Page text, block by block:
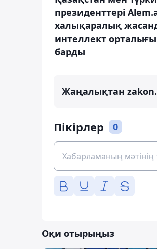
президенттері
халықаралық
интеллект
барды
Жаңалықтан
Пікірлер 0
Оқи отырыңыз